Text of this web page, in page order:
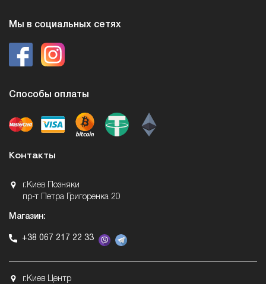
Мы в социальных сетях
Способы оплаты
Контакты
г.Киев Позняки
пр-т Петра Григоренка 20
Магазин:
+38 067 217 22 33
г.Киев Центр